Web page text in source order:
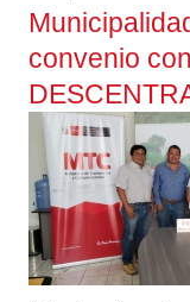
convenio